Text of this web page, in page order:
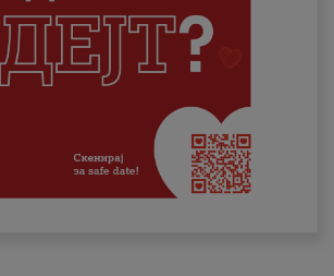
Деловни